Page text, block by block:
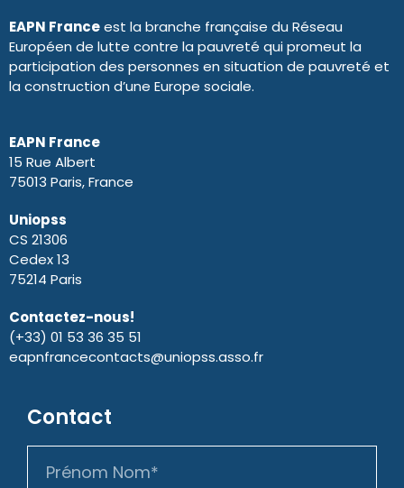
EAPN Franceest la branche française du Réseau
Européen de lutte contre la pauvreté qui promeut la
participation des personnes en situation de pauvreté et
la construction d’une Europe sociale.
EAPN France
15 Rue Albert
75013 Paris, France
Uniopss
CS 21306
Cedex 13
75214 Paris
Contactez-nous!
(+33) 01 53 36 35 51
eapnfrancecontacts@uniopss.asso.fr
Contact